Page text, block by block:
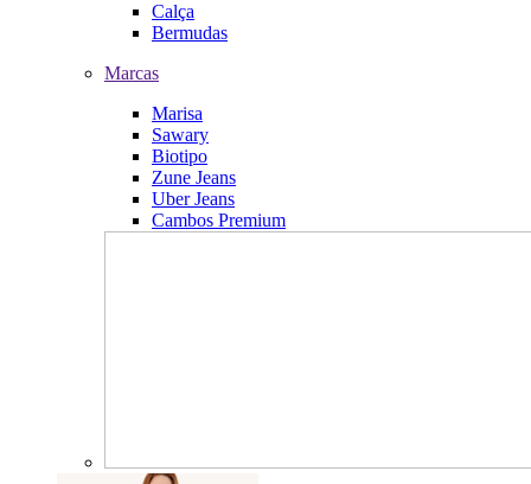
Calça
Bermudas
Marcas
Marisa
Sawary
Biotipo
Zune Jeans
Uber Jeans
Cambos Premium